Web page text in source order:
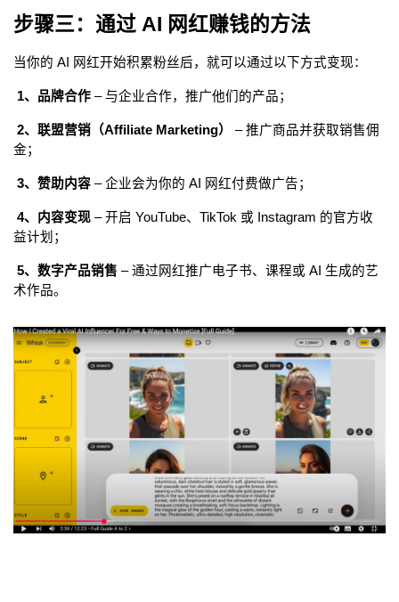
步骤三：通过 AI 网红赚钱的方法
当你的 AI 网红开始积累粉丝后，就可以通过以下方式变现：
1、品牌合作 – 与企业合作，推广他们的产品；
2、联盟营销（Affiliate Marketing）
– 推广商品并获取销售佣
金；
3、赞助内容 – 企业会为你的 AI 网红付费做广告；
4、内容变现 – 开启 YouTube、TikTok 或 Instagram 的官方收
益计划；
5、数字产品销售 – 通过网红推广电子书、课程或 AI 生成的艺
术作品。